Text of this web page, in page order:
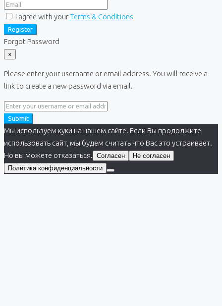
I agree with yourTerms & Conditions
Register
Forgot Password
×
Please enter your username or email address. You will receive a
link to create a new password via email.
Submit
Мы используем куки на нашем сайте. Если Вы продолжите
использовать сайт, мы будем считать что Вас это устраивает.
Но вы можете отказаться. Согласен
Не согласен
Политика конфиденциальности